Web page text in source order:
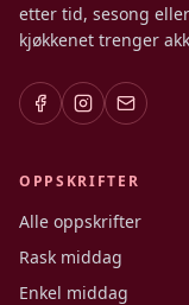
etter tid, sesong
kjøkkenet trenger
OPPSKRIFTER
Alle oppskrifter
Rask middag
Enkel middag